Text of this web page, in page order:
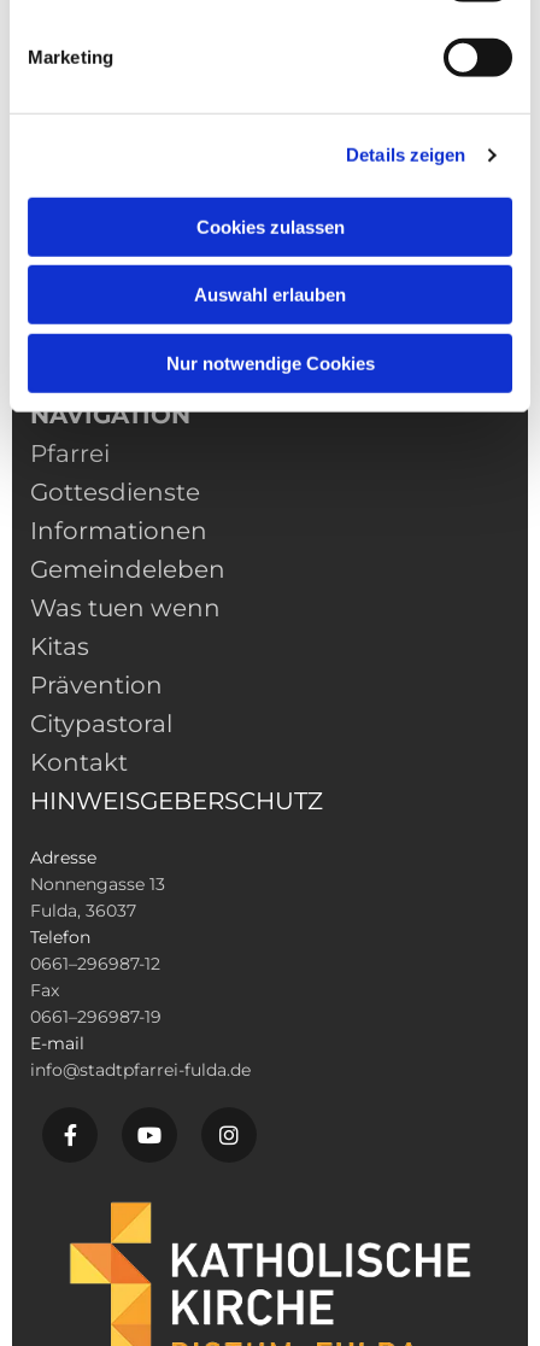
Marketing
Details zeigen
Cookies zulassen
Auswahl erlauben
Nur notwendige Cookies
NAVIGATION
Pfarrei
Gottesdienste
Informationen
Gemeindeleben
Was tuen wenn
Kitas
Prävention
Citypastoral
Kontakt
HINWEISGEBERSCHUTZ
Adresse
Nonnengasse 13
Fulda, 36037
Telefon
0661–296987-12
Fax
0661–296987-19
E-mail
info@stadtpfarrei-fulda.de